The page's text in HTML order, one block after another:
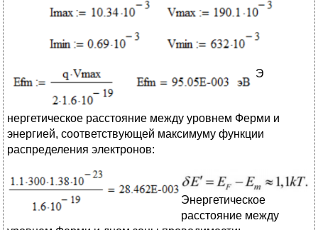
Э
нергетическое расстояние между уровнем Ферми и
энергией, соответствующей максимуму функции
распределения электронов:
Энергетическое
расстояние между